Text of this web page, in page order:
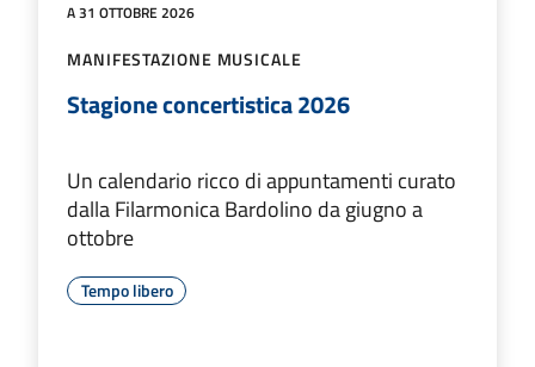
A 31 OTTOBRE 2026
MANIFESTAZIONE MUSICALE
Stagione concertistica 2026
Un calendario ricco di appuntamenti curato
dalla Filarmonica Bardolino da giugno a
ottobre
Tempo libero